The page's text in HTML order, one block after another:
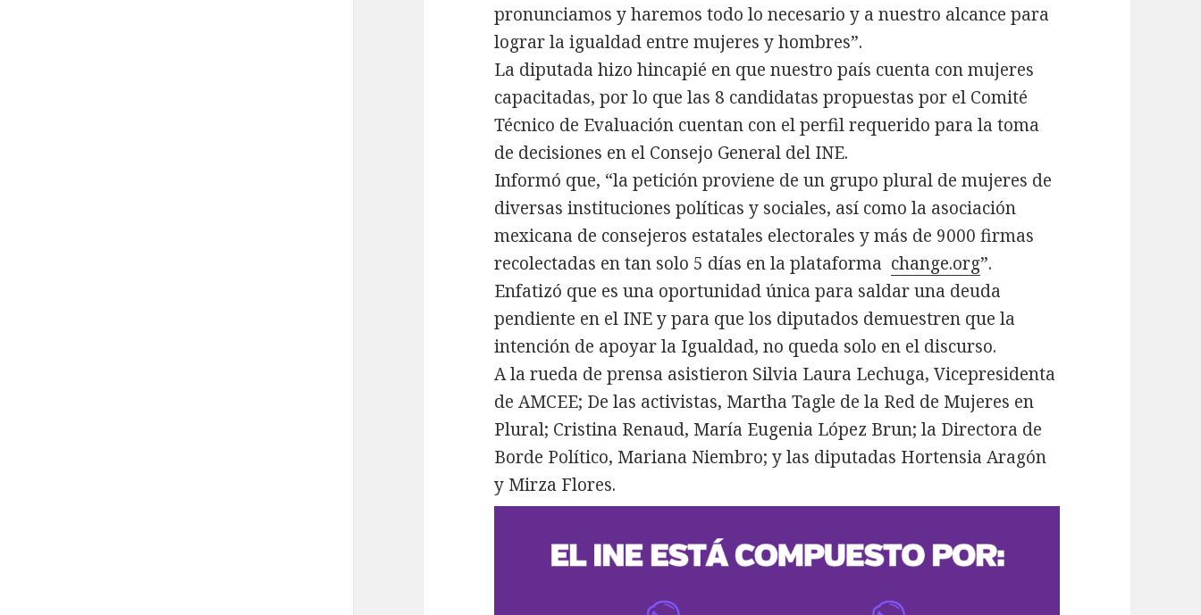
pronunciamos y haremos todo lo necesario y a nuestro alcance para
lograr la igualdad entre mujeres y hombres”.
La diputada hizo hincapié en que nuestro país cuenta con mujeres
capacitadas, por lo que las 8 candidatas propuestas por el Comité
Técnico de Evaluación cuentan con el perfil requerido para la toma
de decisiones en el Consejo General del INE.
Informó que, “la petición proviene de un grupo plural de mujeres de
diversas instituciones políticas y sociales, así como la asociación
mexicana de consejeros estatales electorales y más de 9000 firmas
recolectadas en tan solo 5 días en la plataforma change.org”.
Enfatizó que es una oportunidad única para saldar una deuda
pendiente en el INE y para que los diputados demuestren que la
intención de apoyar la Igualdad, no queda solo en el discurso.
A la rueda de prensa asistieron Silvia Laura Lechuga, Vicepresidenta
de AMCEE; De las activistas, Martha Tagle de la Red de Mujeres en
Plural; Cristina Renaud, María Eugenia López Brun; la Directora de
Borde Político, Mariana Niembro; y las diputadas Hortensia Aragón
y Mirza Flores.